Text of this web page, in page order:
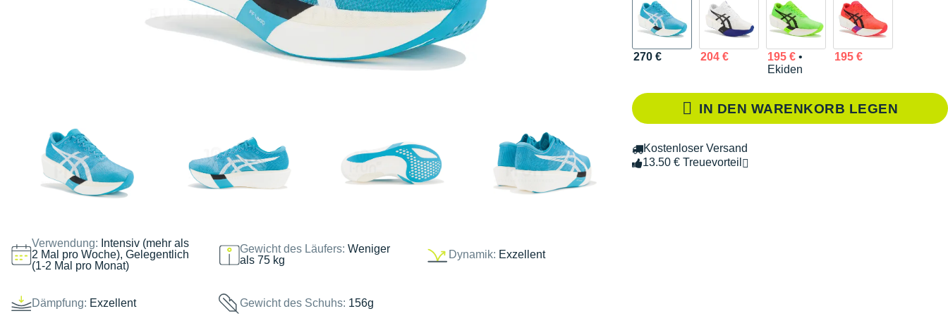
Verwendung: Intensiv (mehr als
2 Mal pro Woche), Gelegentlich
(1-2 Mal pro Monat)
Gewicht des Läufers:Weniger
als 75 kg
Dynamik: Exzellent
Dämpfung: Exzellent Gewicht des Schuhs: 156g
270 € 204 € 195 €•
Ekiden
195 €
IN DEN WARENKORB LEGEN
Kostenloser Versand
13.50 € Treuevorteil